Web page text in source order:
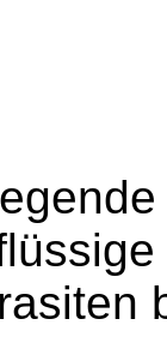
rasiten